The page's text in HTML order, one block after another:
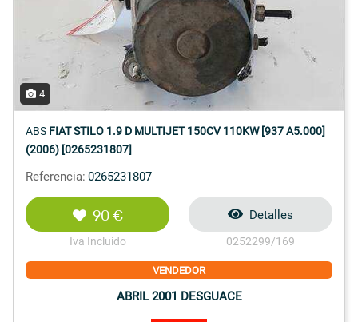
4
ABS FIAT STILO 1.9 D MULTIJET 150CV 110KW [937 A5.000]
(2006) [0265231807]
Referencia: 0265231807
90 €
Iva Incluido
Detalles
0252299/169
VENDEDOR
ABRIL 2001 DESGUACE